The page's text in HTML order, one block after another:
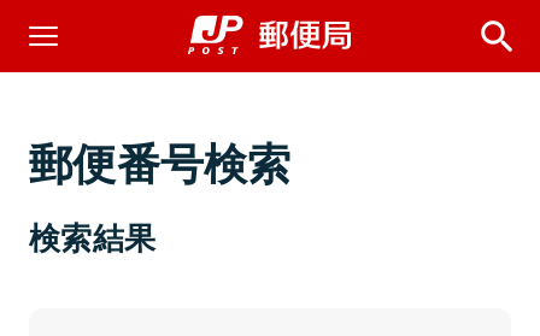
郵便番号検索
検索結果